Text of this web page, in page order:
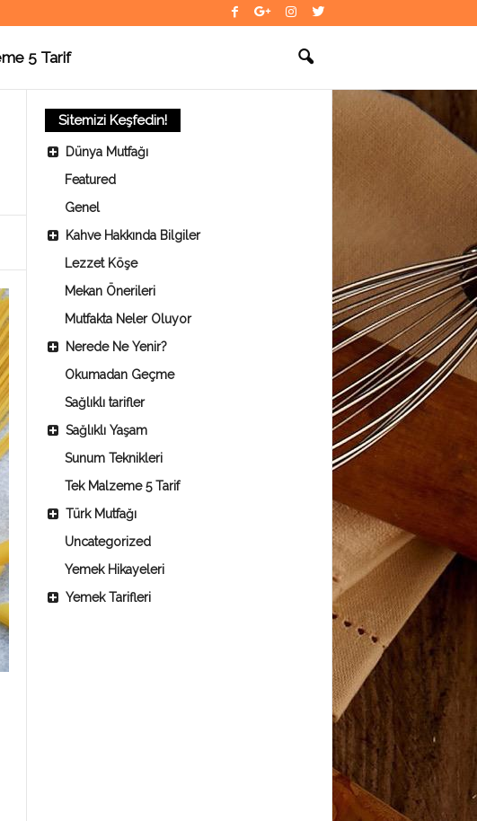
5 Tarif
Sitemizi Keşfedin!
Dünya Mutfağı
Featured
Genel
Kahve Hakkında Bilgiler
Lezzet Köşe
Mekan Önerileri
Mutfakta Neler Oluyor
Nerede Ne Yenir?
Okumadan Geçme
Sağlıklı tarifler
Sağlıklı Yaşam
Sunum Teknikleri
Tek Malzeme 5 Tarif
Türk Mutfağı
Uncategorized
Yemek Hikayeleri
Yemek Tarifleri